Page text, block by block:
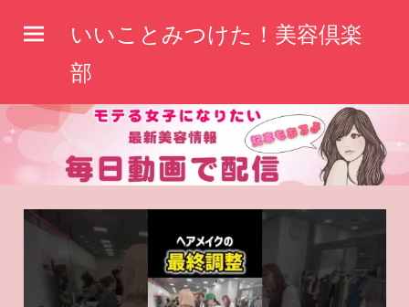
へ
いいことみつけた！美容倶楽
部